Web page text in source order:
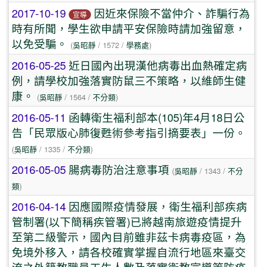
2017-10-19 宣導
因近來保險不當仲介、詐騙行為
時有所聞，學生欲申請平安保險時請加強留意，
以免受騙。
(吳昭靜 / 1572 / 學務處)
2016-05-25近日國內出現漢他病毒出血熱確定病
例，請學校加強落實防鼠三不策略，以維師生健
康。
(吳昭靜 / 1564 / 不分類)
2016-05-11 函轉衛生福利部本(105)年4月18日公
告「民眾版心肺復甦術參考指引摘要表」一份。
(吳昭靜 / 1335 / 不分類)
2016-05-05 腸病毒防治注意事項 (吳昭靜 / 1343 / 不分
類)
2016-04-14 因應國際疫情發展，衛生福利部疾病
管制署(以下簡稱疾管署)已將越南旅遊疫情提升
至第二級警示，國內目前雖非茲卡病毒疫區，為
免境外移入，請各校確實掌握自流行地區來臺交